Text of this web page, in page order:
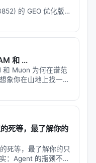
生做完一套数学
道题上用了错误的
的，他看自己的答
个错误的方法当
到同类题，他翻开笔
，如果这个学生还
误方法会被传播给
的 GEO 优化版本
化数据和 FAQ，便
：本文解析「…
和 ...
和 Muon 为何在谱范
象你在山地上找一块
米内没有超过 1 米
厘米的坑洼？这两
死等，最了解你的
死等，最了解你的只
：Agent 的瓶颈不是